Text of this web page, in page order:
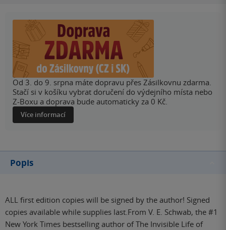
Od 3. do 9. srpna máte dopravu přes Zásilkovnu zdarma.
Stačí si v košíku vybrat doručení do výdejního místa nebo
Z-Boxu a doprava bude automaticky za 0 Kč.
Více informací
Popis
ALL first edition copies will be signed by the author! Signed
copies available while supplies last.From V. E. Schwab, the #1
New York Times bestselling author of The Invisible Life of